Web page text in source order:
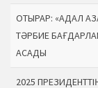
ОТЫРАР: «АДАЛ
ТӘРБИЕ
АСАДЫ
2025